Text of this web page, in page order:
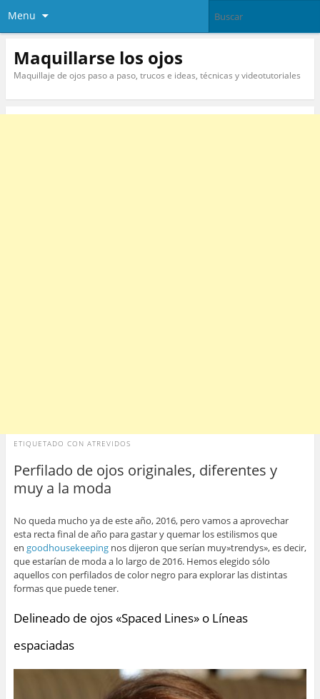
Menu
Maquillarse los ojos
Maquillaje de ojos paso a paso, trucos e ideas, técnicas y videotutoriales
ETIQUETADO CON ATREVIDOS
Perfilado de ojos originales, diferentes y
muy a la moda
No queda mucho ya de este año, 2016, pero vamos a aprovechar
esta recta final de año para gastar y quemar los estilismos que
en goodhousekeepingnos dijeron que serían muy»trendys», es decir,
que estarían de moda a lo largo de 2016. Hemos elegido sólo
aquellos con perfilados de color negro para explorar las distintas
formas que puede tener.
Delineado de ojos «Spaced Lines» o Líneas
espaciadas